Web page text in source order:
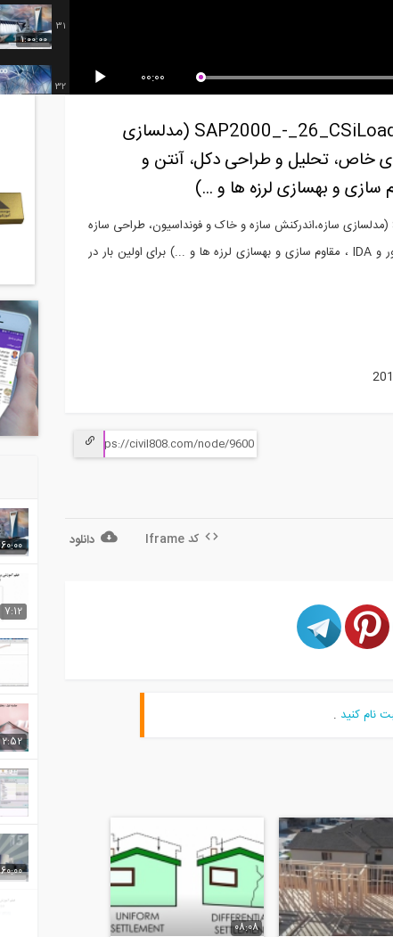
00:00
آموزش ویدیویی ترجمه و دوبله شده فارسی SAP2000_-_26_CSiLoadOptimizer (مدلسازی
خاص، تحلیل و طراحی دکل، آنتن و
آموزش ویدیویی ترجمه و دوبله شده فارسی SAP2000_-_26_CSiLoadOptimizer (مدلسازی سازه،اندرکنش سازه و خاک و فونداسیون، طراحی سازه
های خاص، تحلیل و طراحی دکل، آنتن و ساختمان، مخزن و.. و تحلیل های پوش آور و IDA ، مقاوم سازی و بهسازی لرزه ها و ...) برای اولین بار در
دانلود کد Iframe
نام کنید .
08:08
31
1:00:00
32
18:05
12:58
05:48
60:00
7:12
2:52
60:00